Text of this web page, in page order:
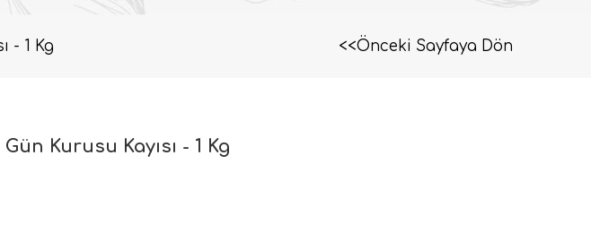
- 1 Kg <<Önceki Sayfaya Dön
Gün Kurusu Kayısı - 1 Kg